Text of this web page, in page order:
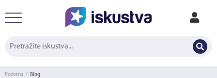
Početna / Blog